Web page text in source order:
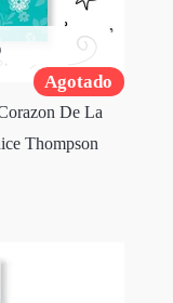
Agotado
De La
Thompson